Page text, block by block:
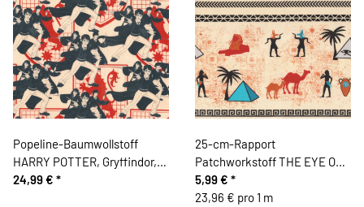
Popeline-Baumwollstoff
HARRY POTTER, Gryffindor,
rot
24,99 € *
25-cm-Rapport
Patchworkstoff THE EYE OF
EGYPT, ägyptische Motive
5,99 € *
23,96 € pro 1 m